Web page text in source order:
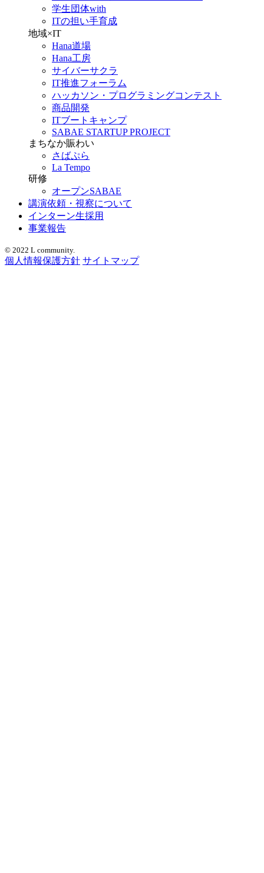
学生団体with
ITの担い手育成
地域×IT
Hana道場
Hana工房
サイバーサクラ
IT推進フォーラム
ハッカソン・プログラミングコンテスト
商品開発
ITブートキャンプ
SABAE STARTUP PROJECT
まちなか賑わい
さばぷら
La Tempo
研修
オープンSABAE
講演依頼・視察について
インターン生採用
事業報告
© 2022 L community.
個人情報保護方針 サイトマップ